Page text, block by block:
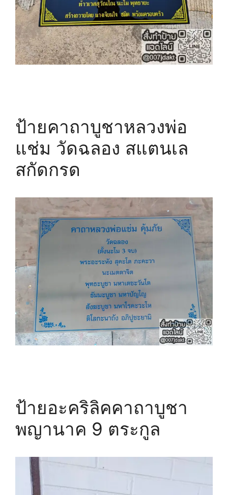
ป้ายคาถาบูชาหลวงพ่อ
แช่ม วัดฉลอง สแตนเล
สกัดกรด
ป้ายอะคริลิคคาถาบูชา
พญานาค 9 ตระกูล